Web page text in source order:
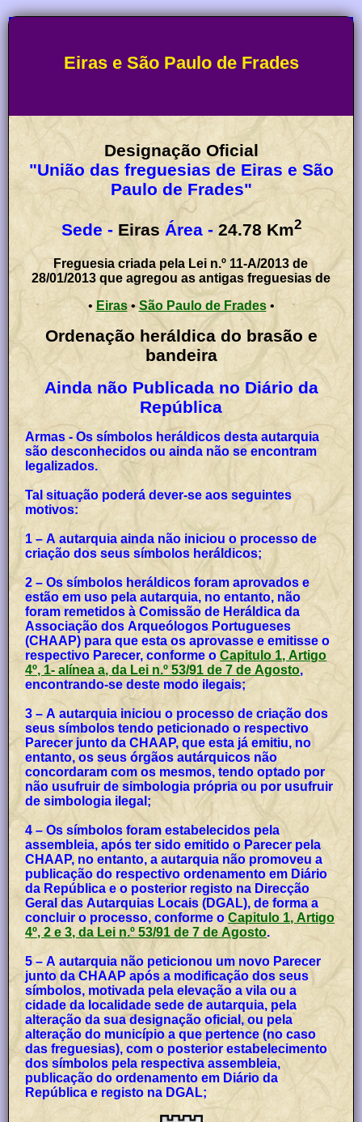
Eiras e São Paulo de Frades
Designação Oficial
"União das freguesias de Eiras e São
Paulo de Frades"
Sede - Eiras Área - 24.78 Km2
Freguesia criada pela Lei n.º 11-A/2013 de
28/01/2013 que agregou as antigas freguesias de
• Eiras•São Paulo de Frades•
Ordenação heráldica do brasão e
bandeira
Ainda não Publicada no Diário da
República
Armas - Os símbolos heráldicos desta autarquia
são desconhecidos ou ainda não se encontram
legalizados.
Tal situação poderá dever-se aos seguintes
motivos:
1 – A autarquia ainda não iniciou o processo de
criação dos seus símbolos heráldicos;
2 – Os símbolos heráldicos foram aprovados e
estão em uso pela autarquia, no entanto, não
foram remetidos à Comissão de Heráldica da
Associação dos Arqueólogos Portugueses
(CHAAP) para que esta os aprovasse e emitisse o
respectivo Parecer, conforme oCapitulo 1, Artigo
4º, 1- alínea a, da Lei n.º 53/91 de 7 de Agosto,
encontrando-se deste modo ilegais;
3 – A autarquia iniciou o processo de criação dos
seus símbolos tendo peticionado o respectivo
Parecer junto da CHAAP, que esta já emitiu, no
entanto, os seus órgãos autárquicos não
concordaram com os mesmos, tendo optado por
não usufruir de simbologia própria ou por usufruir
de simbologia ilegal;
4 – Os símbolos foram estabelecidos pela
assembleia, após ter sido emitido o Parecer pela
CHAAP, no entanto, a autarquia não promoveu a
publicação do respectivo ordenamento em Diário
da República e o posterior registo na Direcção
Geral das Autarquias Locais (DGAL), de forma a
concluir o processo, conforme oCapitulo 1, Artigo
4º, 2 e 3, da Lei n.º 53/91 de 7 de Agosto.
5 – A autarquia não peticionou um novo Parecer
junto da CHAAP após a modificação dos seus
símbolos, motivada pela elevação a vila ou a
cidade da localidade sede de autarquia, pela
alteração da sua designação oficial, ou pela
alteração do município a que pertence (no caso
das freguesias), com o posterior estabelecimento
dos símbolos pela respectiva assembleia,
publicação do ordenamento em Diário da
República e registo na DGAL;